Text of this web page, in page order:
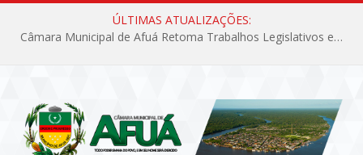
ÚLTIMAS ATUALIZAÇÕES:
Câmara Municipal de Afuá Retoma Trabalhos Legislativos em Sessão Ordinária